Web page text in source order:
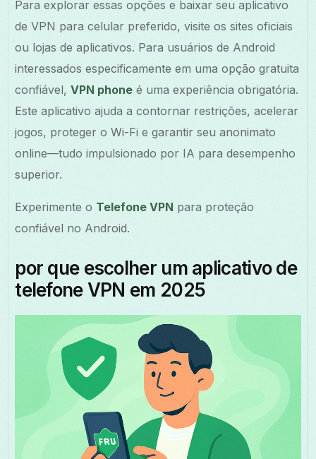
Para explorar essas opções e baixar seu aplicativo
de VPN para celular preferido, visite os sites oficiais
ou lojas de aplicativos. Para usuários de Android
interessados especificamente em uma opção gratuita
confiável,VPN phone é uma experiência obrigatória.
Este aplicativo ajuda a contornar restrições, acelerar
jogos, proteger o Wi-Fi e garantir seu anonimato
online—tudo impulsionado por IA para desempenho
superior.
Experimente o Telefone VPN para proteção
confiável no Android.
por que escolher um aplicativo de
telefone VPN em 2025